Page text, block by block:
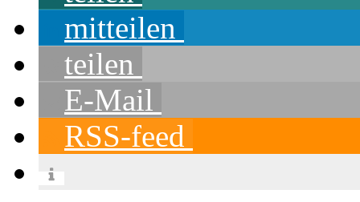
mitteilen
teilen
E-Mail
RSS-feed